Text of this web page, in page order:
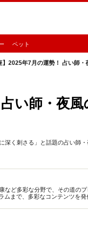
ペット
】2025年7月の運勢！ 占い師・
い師・夜
く刺さる」と話題の占い師
など多彩な分野で、その道の
まで、多彩なコンテンツを